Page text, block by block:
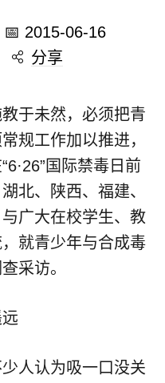
📅 2015-06-16
分享
于未然，必须把青
规工作加以推进，
国际禁毒日前
北、陕西、福建、
广大在校学生、教
就青少年与合成毒
采访。
人认为吸一口没关